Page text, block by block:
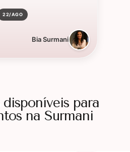
22/AGO
Bia Surmani
disponíveis para
na Surmani